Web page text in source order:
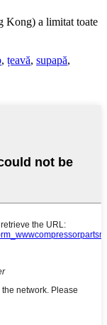
Kong) a limitat toate
, țeavă, supapă,